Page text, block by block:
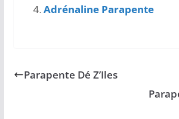
Adrénaline Parapente
Parapente Dé Z’Iles